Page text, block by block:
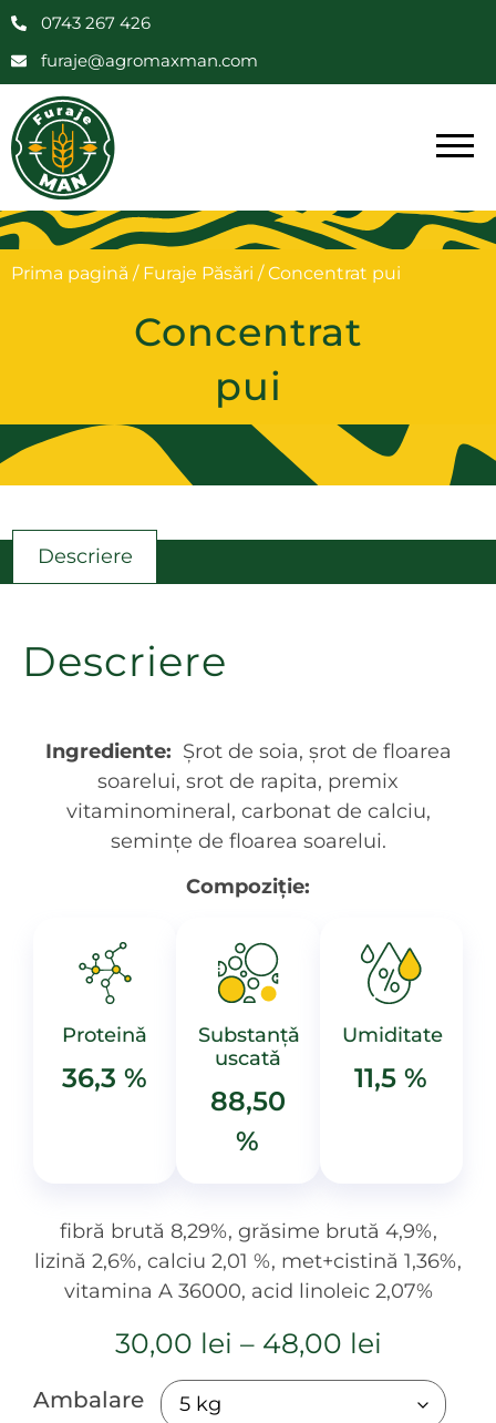
0743 267 426
furaje@agromaxman.com
Prima pagină / Furaje Păsări / Concentrat pui
Concentrat
pui
Descriere
Descriere
Ingrediente: Şrot de soia, şrot de floarea
soarelui, srot de rapita, premix
vitaminomineral, carbonat de calciu,
semințe de floarea soarelui.
Compoziție:
Proteinǎ
36,3 %
Substanțǎ
uscatǎ
88,50
%
Umiditate
11,5 %
fibră brută 8,29%, grăsime brută 4,9%,
lizină 2,6%, calciu 2,01 %, met+cistină 1,36%,
vitamina A 36000, acid linoleic 2,07%
30,00 lei – 48,00 lei
Ambalare